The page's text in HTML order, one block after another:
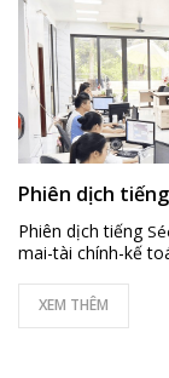
Phiên dịch
Phiên dịch tiếng
mai-tài chính-kế
XEM THÊM